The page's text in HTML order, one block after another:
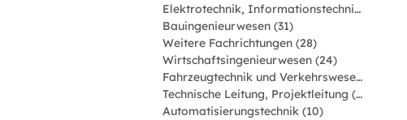
Elektrotechnik, Informationstechnik, Mechatronik (33)
Bauingenieurwesen (31)
Weitere Fachrichtungen (28)
Wirtschaftsingenieurwesen (24)
Fahrzeugtechnik und Verkehrswesen (15)
Technische Leitung, Projektleitung (13)
Automatisierungstechnik (10)